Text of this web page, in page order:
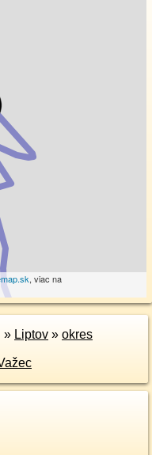
, viac na
» Liptov » okres